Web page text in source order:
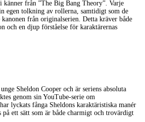
känner från ”The Big Bang Theory”. Varje
egen tolkning av rollerna, samtidigt som de
kanonen från originalserien. Detta kräver både
och en djup förståelse för karaktärernas
Sheldon Cooper och är seriens absoluta
genom sin YouTube-serie om
lyckats fånga Sheldons karaktäristiska manér
ett sätt som är både charmigt och trovärdigt